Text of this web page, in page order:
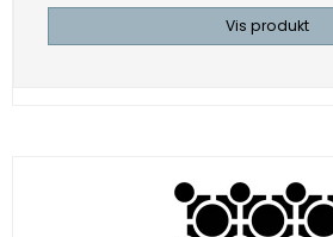
Vis produkt